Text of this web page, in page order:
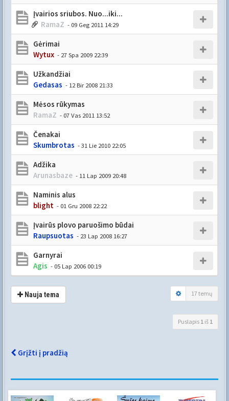
Įvairios sriubos. Nuo...iki...
RamaZ - 09 Geg 2011 14:29
Gėrimai
Wytux - 27 Spa 2009 22:39
Užkandžiai
Gedasas - 12 Bir 2008 21:33
Mėsos rūkymas
RamaZ - 07 Vas 2011 13:52
Čenakai
Skumbrotas - 31 Lie 2010 22:05
Adžika
Arunasbaze - 11 Lap 2009 20:48
Naminis alus
blight - 01 Gru 2008 22:22
Įvairūs plovo paruošimo būdai
Raupsuotas - 23 Lap 2008 16:27
Garnyrai
Agis - 05 Lap 2006 00:19
Nauja tema 17 temų
Puslapis 1 iš 1
Grįžti į pradžią